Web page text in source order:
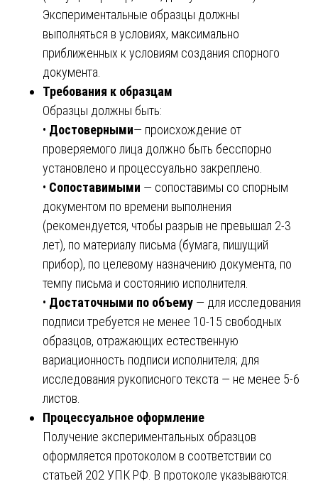
Экспериментальные образцы должны
выполняться в условиях, максимально
приближенных к условиям создания спорного
документа.
Требования к образцам
Образцы должны быть:
• Достоверными— происхождение от
проверяемого лица должно быть бесспорно
установлено и процессуально закреплено.
• Сопоставимыми — сопоставимы со спорным
документом по времени выполнения
(рекомендуется, чтобы разрыв не превышал 2-3
лет), по материалу письма (бумага, пишущий
прибор), по целевому назначению документа, по
темпу письма и состоянию исполнителя.
• Достаточными по объему — для исследования
подписи требуется не менее 10-15 свободных
образцов, отражающих естественную
вариационность подписи исполнителя; для
исследования рукописного текста — не менее 5-6
листов.
Процессуальное оформление
Получение экспериментальных образцов
оформляется протоколом в соответствии со
статьей 202 УПК РФ. В протоколе указываются: